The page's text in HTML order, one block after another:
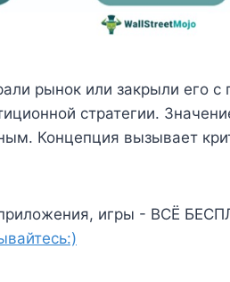
рынок или закрыли его
стратегии.
Концепция вызывает
игры - ВСЁ